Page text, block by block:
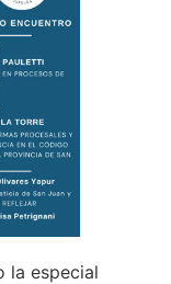
la especial